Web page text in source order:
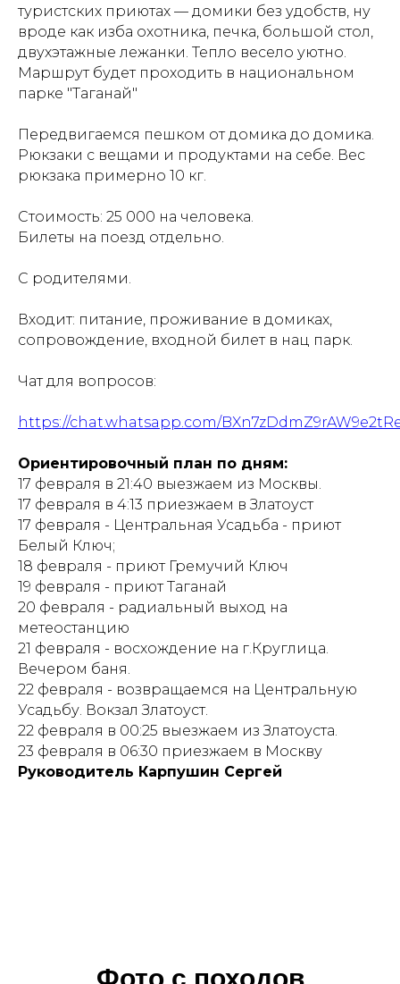
туристских приютах — домики без удобств, ну
вроде как изба охотника, печка, большой стол,
двухэтажные лежанки. Тепло весело уютно.
Маршрут будет проходить в национальном
парке "Таганай"
Передвигаемся пешком от домика до домика.
Рюкзаки с вещами и продуктами на себе. Вес
рюкзака примерно 10 кг.
Стоимость: 25 000 на человека.
Билеты на поезд отдельно.
С родителями.
Входит: питание, проживание в домиках,
сопровождение, входной билет в нац парк.
Чат для вопросов:
https://chat.whatsapp.com/
Ориентировочный план по дням:
17 февраля в 21:40 выезжаем из Москвы.
17 февраля в 4:13 приезжаем в Златоуст
17 февраля - Центральная Усадьба - приют
Белый Ключ;
18 февраля - приют Гремучий Ключ
19 февраля - приют Таганай
20 февраля - радиальный выход на
метеостанцию
21 февраля - восхождение на г.Круглица.
Вечером баня.
22 февраля - возвращаемся на Центральную
Усадьбу. Вокзал Златоуст.
22 февраля в 00:25 выезжаем из Златоуста.
23 февраля в 06:30 приезжаем в Москву
Руководитель Карпушин Сергей